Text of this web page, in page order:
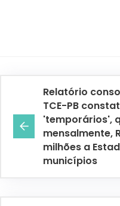
Relatório
TCE-PB
'temporários',
mensalmente,
milhões a
municípios